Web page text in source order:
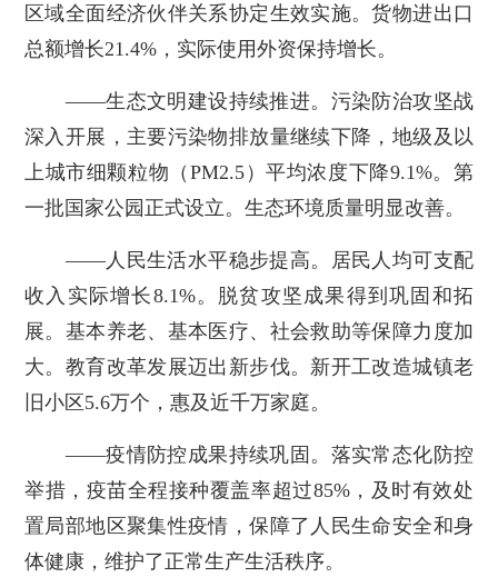
区域全面经济伙伴关系协定生效实施。货物进出口
总额增长21.4%，实际使用外资保持增长。
——生态文明建设持续推进。污染防治攻坚战
深入开展，主要污染物排放量继续下降，地级及以
上城市细颗粒物（PM2.5）平均浓度下降9.1%。第
一批国家公园正式设立。生态环境质量明显改善。
——人民生活水平稳步提高。居民人均可支配
收入实际增长8.1%。脱贫攻坚成果得到巩固和拓
展。基本养老、基本医疗、社会救助等保障力度加
大。教育改革发展迈出新步伐。新开工改造城镇老
旧小区5.6万个，惠及近千万家庭。
——疫情防控成果持续巩固。落实常态化防控
举措，疫苗全程接种覆盖率超过85%，及时有效处
置局部地区聚集性疫情，保障了人民生命安全和身
体健康，维护了正常生产生活秩序。